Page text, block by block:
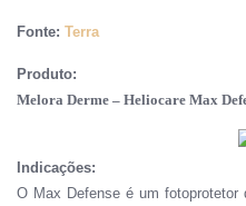
Fonte: Terra
Produto:
Melora Derme – Heliocare Max
Indicações:
O Max Defense é um